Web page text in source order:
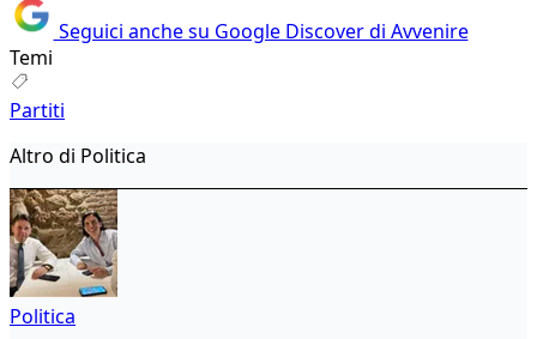
Seguici anche su Google Discover di Avvenire
Temi
Partiti
Altro di Politica
Politica